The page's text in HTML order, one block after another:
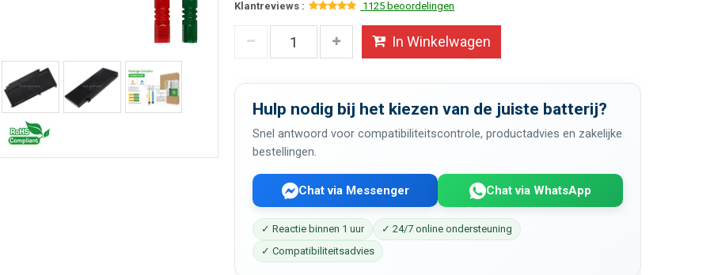
Klantreviews :
1125 beoordelingen
In Winkelwagen
Hulp nodig bij het kiezen van de juiste batterij?
Snel antwoord voor compatibiliteitscontrole, productadvies en zakelijke
bestellingen.
Chat via Messenger Chat via WhatsApp
✓ Reactie binnen 1 uur
✓ 24/7 online ondersteuning
✓ Compatibiliteitsadvies